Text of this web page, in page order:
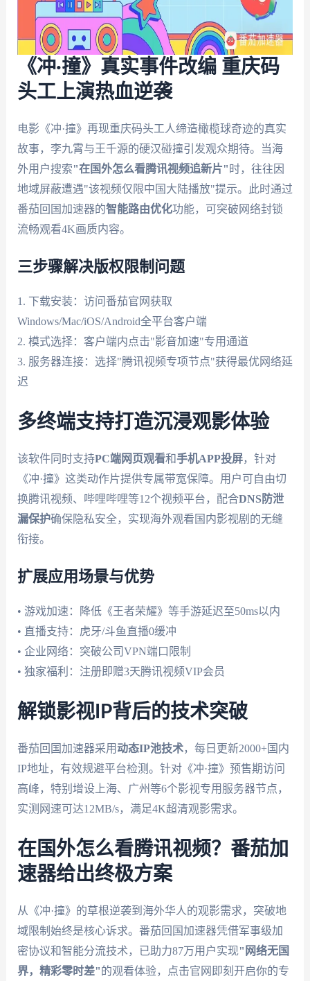
《冲·撞》真实事件改编 重庆码
头工上演热血逆袭
电影《冲·撞》再现重庆码头工人缔造橄榄球奇迹的真实
故事，李九霄与王千源的硬汉碰撞引发观众期待。当海
外用户搜索"在国外怎么看腾讯视频追新片" 时，往往因
地域屏蔽遭遇"该视频仅限中国大陆播放"提示。此时通过
番茄回国加速器的智能路由优化功能，可突破网络封锁
流畅观看4K画质内容。
三步骤解决版权限制问题
1. 下载安装：访问番茄官网获取
Windows/Mac/iOS/Android全平台客户端
2. 模式选择：客户端内点击"影音加速"专用通道
3. 服务器连接：选择"腾讯视频专项节点"获得最优网络延
迟
多终端支持打造沉浸观影体验
该软件同时支持PC端网页观看和手机APP投屏，针对
《冲·撞》这类动作片提供专属带宽保障。用户可自由切
换腾讯视频、哔哩哔哩等12个视频平台，配合DNS防泄
漏保护确保隐私安全，实现海外观看国内影视剧的无缝
衔接。
扩展应用场景与优势
• 游戏加速：降低《王者荣耀》等手游延迟至50ms以内
• 直播支持：虎牙/斗鱼直播0缓冲
• 企业网络：突破公司VPN端口限制
• 独家福利：注册即赠3天腾讯视频VIP会员
解锁影视IP背后的技术突破
番茄回国加速器采用 动态IP池技术，每日更新2000+国内
IP地址，有效规避平台检测。针对《冲·撞》预售期访问
高峰，特别增设上海、广州等6个影视专用服务器节点，
实测网速可达12MB/s，满足4K超清观影需求。
在国外怎么看腾讯视频？番茄加
速器给出终极方案
从《冲·撞》的草根逆袭到海外华人的观影需求，突破地
域限制始终是核心诉求。番茄回国加速器凭借军事级加
密协议和智能分流技术，已助力87万用户实现"网络无国
界，精彩零时差"的观看体验，点击官网即刻开启你的专